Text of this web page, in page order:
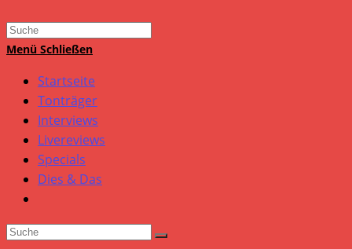
Search
this
Menü Schließen
Startseite
Tonträger
Interviews
Livereviews
Specials
Dies & Das